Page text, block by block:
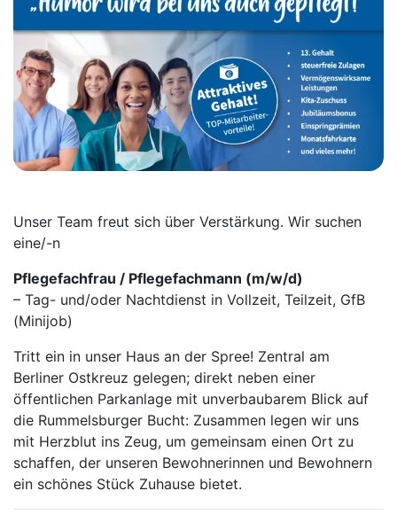
Unser Team freut sich über Verstärkung. Wir suchen
eine/-n
Pflegefachfrau / Pflegefachmann (m/w/d)
– Tag- und/oder Nachtdienst in Vollzeit, Teilzeit, GfB
(Minijob)
Tritt ein in unser Haus an der Spree! Zentral am
Berliner Ostkreuz gelegen; direkt neben einer
öffentlichen Parkanlage mit unverbaubarem Blick auf
die Rummelsburger Bucht: Zusammen legen wir uns
mit Herzblut ins Zeug, um gemeinsam einen Ort zu
schaffen, der unseren Bewohnerinnen und Bewohnern
ein schönes Stück Zuhause bietet.